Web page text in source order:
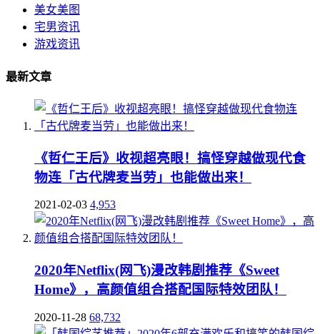
美女美图
宅男资讯
游戏资讯
最新文章
《哲仁王后》收视超亮眼！搞怪穿越做现代食
物连「古代牌麦当劳」也能做出来！
2021-02-03 4,953
2020年Netflix(网飞)漫改韩剧推荐《Sweet
Home》，高颜值组合搭配国际特效团队！
2020-11-28 68,732